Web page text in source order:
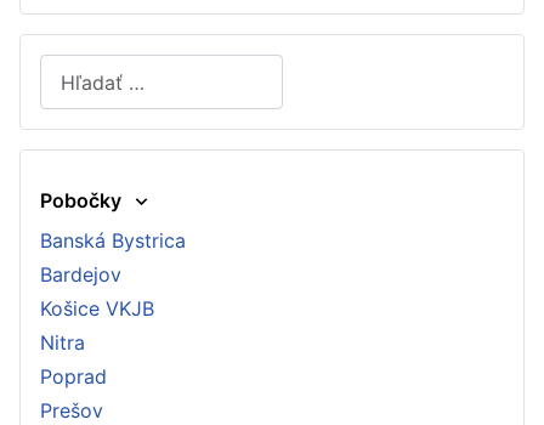
Hľadať
Type 2 or more characters for results.
Pobočky
Banská Bystrica
Bardejov
Košice VKJB
Nitra
Poprad
Prešov